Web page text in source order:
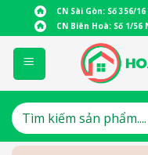
content
CN Sài Gòn: Số 356/
CN Biên Hoà: Số 1/
Tìm
kiếm: